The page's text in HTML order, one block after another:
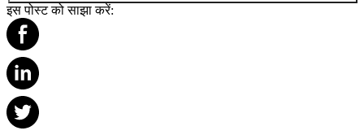
इस पोस्ट को साझा करें: